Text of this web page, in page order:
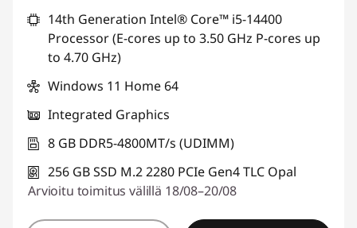
14th Generation Intel® Core™ i5-14400
Processor (E-cores up to 3.50 GHz P-cores up
to 4.70 GHz)
Windows 11 Home 64
Integrated Graphics
8 GB DDR5-4800MT/s (UDIMM)
256 GB SSD M.2 2280 PCIe Gen4 TLC Opal
Arvioitu toimitus välillä 18/08–20/08